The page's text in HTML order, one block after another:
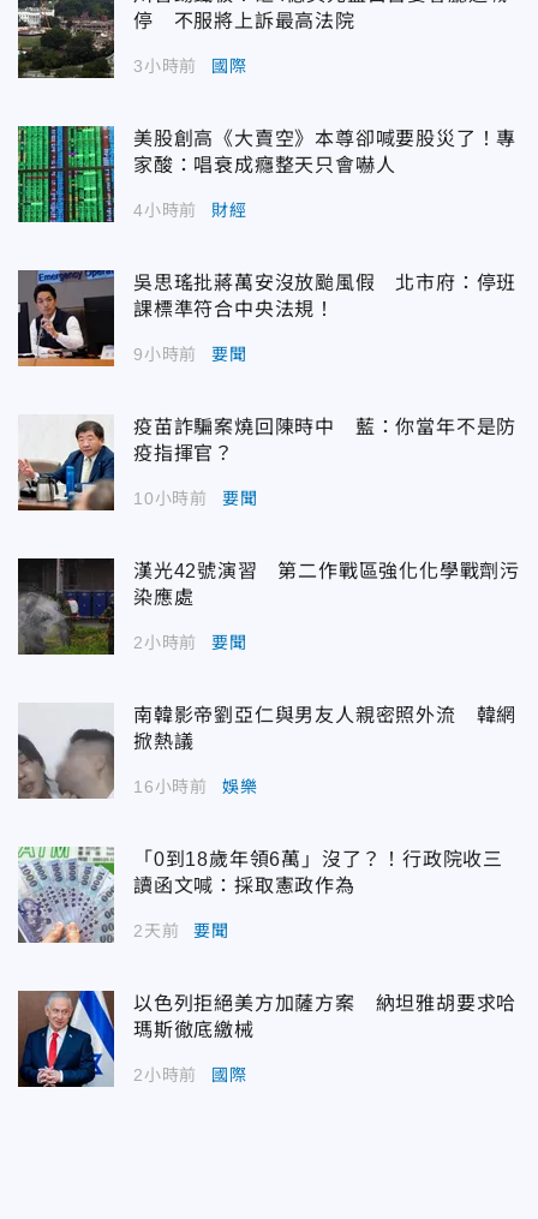
停 不服將上訴最高法院
3小時前 國際
美股創高《大賣空》本尊卻喊要股災了！專
家酸：唱衰成癮整天只會嚇人
4小時前 財經
吳思瑤批蔣萬安沒放颱風假 北市府：停班
課標準符合中央法規！
9小時前 要聞
疫苗詐騙案燒回陳時中 藍：你當年不是防
疫指揮官？
10小時前 要聞
漢光42號演習 第二作戰區強化化學戰劑污
染應處
2小時前 要聞
南韓影帝劉亞仁與男友人親密照外流 韓網
掀熱議
16小時前 娛樂
「0到18歲年領6萬」沒了？！行政院收三
讀函文喊：採取憲政作為
2天前 要聞
以色列拒絕美方加薩方案 納坦雅胡要求哈
瑪斯徹底繳械
2小時前 國際